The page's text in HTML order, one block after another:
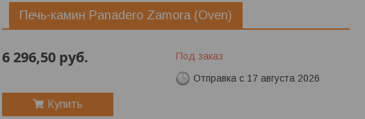
Печь-камин Panadero Zamora (Oven)
6 296,50 руб.
Под заказ
Отправка с 17 августа 2026
Купить